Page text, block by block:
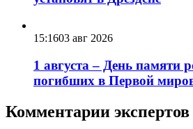
15:1603 авг 2026
1 августа – День памяти
погибших в Первой
Комментарии экспертов